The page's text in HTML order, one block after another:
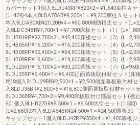
カバーセット1個入8LDJ43RP¥820×2＝¥1,640束柱Ａセ
(L=429)4本入8LDA78AB¥9,200×1＝¥9,200束柱Ａセッ
本入8LDA80AB¥20,200×4＝¥80,800補助根太セット
入8LDC34BR¥7,700×1＝¥7,700床板セット（1）
8LHB01RP¥22,700×2＝¥45,400床板セット（3）
8LHB05RP¥16,200×1＝¥16,200床板セット（4）
8LHB08RP¥32,400×2＝¥64,800床板セット（5）
8LHB09RP¥19,600×1＝¥19,600幕板セット（5）
8LDJ23RP¥15,100×2＝¥30,200幕板セット（7）
8LDJ25RP¥6,400×1＝¥6,400正面幕板取付材セット(床
用)8個入8LDJ29BR¥2,500×1＝¥2,500側面幕板取付材セ
入8LDJ35BR¥2,800×6＝¥16,800側面幕板取付材セット5
8LDJ36BR¥4,700×2＝¥9,400床板取付け部品セット(横
601個入8LHB27BR¥8,500×1＝¥8,500大引セット(1.5間)
(L=2,680)2本入8LDA64BR¥24,500×1＝¥24,500幕板90゜
キャップセット1個入8LDJ42RP¥350×4＝¥1,400幕板ジ